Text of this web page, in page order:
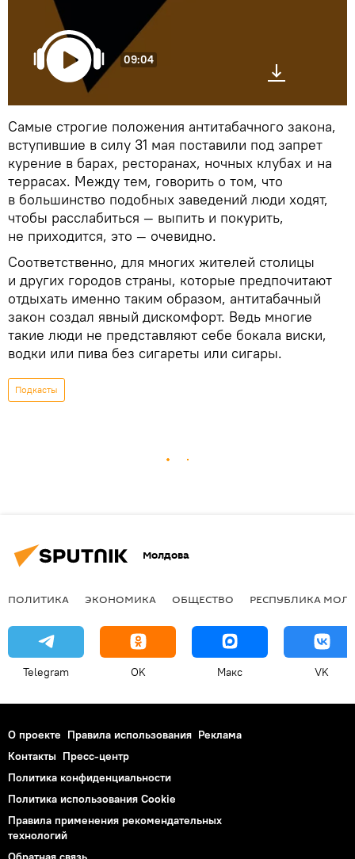
09:04
Самые строгие положения антитабачного закона,
вступившие в силу 31 мая поставили под запрет
курение в барах, ресторанах, ночных клубах и на
террасах. Между тем, говорить о том, что
в большинство подобных заведений люди ходят,
чтобы расслабиться — выпить и покурить,
не приходится, это — очевидно.
Соответственно, для многих жителей столицы
и других городов страны, которые предпочитают
отдыхать именно таким образом, антитабачный
закон создал явный дискомфорт. Ведь многие
такие люди не представляют себе бокала виски,
водки или пива без сигареты или сигары.
Подкасты
Молдова
ПОЛИТИКА ЭКОНОМИКА ОБЩЕСТВО РЕСПУБЛИКА
Telegram OK Макс VK
О проекте Правила использования Реклама
Контакты Пресс-центр
Политика конфиденциальности
Политика использования Cookie
Правила применения рекомендательных
технологий